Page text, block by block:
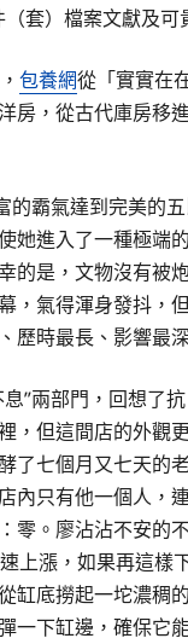
套）檔案文獻及可
包養網從「實實在
房，從古代庫房移
霸氣達到完美的
她進入了一種極端
的是，文物沒有被
，氣得渾身發抖，
時最長、影響最
”兩部門，回想了
，但這間店的外觀
了七個月又七天的
內只有他一個人，
零。廖沾沾不安的
上漲，如果再這樣
缸底撈起一坨濃稠
一下缸邊，確保